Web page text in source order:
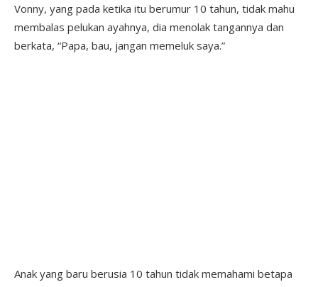
Vonny, yang pada ketika itu berumur 10 tahun, tidak mahu
membalas pelukan ayahnya, dia menolak tangannya dan
berkata, “Papa, bau, jangan memeluk saya.”
Anak yang baru berusia 10 tahun tidak memahami betapa